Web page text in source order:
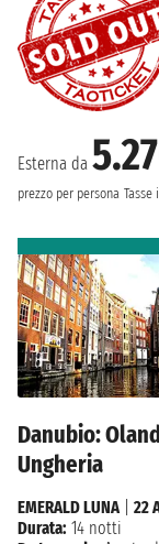
Esterna da
prezzo per persona Tasse
Danubio:
Ungheria
EMERALD LUNA
22
Durata: 14 notti